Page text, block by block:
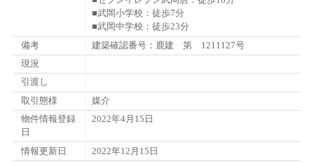
■武岡小学校：徒歩7分
■武岡中学校：徒歩23分
備考
建築確認番号：鹿建 第 1211127号
現況
引渡し
取引態様
媒介
物件情報登録
日
2022年4月15日
情報更新日 2022年12月15日